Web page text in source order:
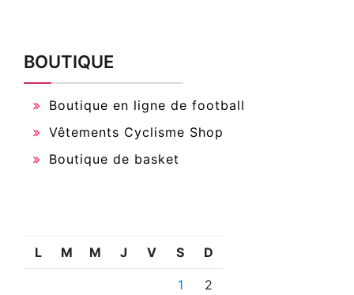
BOUTIQUE
Boutique en ligne de football
Vêtements Cyclisme Shop
Boutique de basket
L M M J V S D
1 2